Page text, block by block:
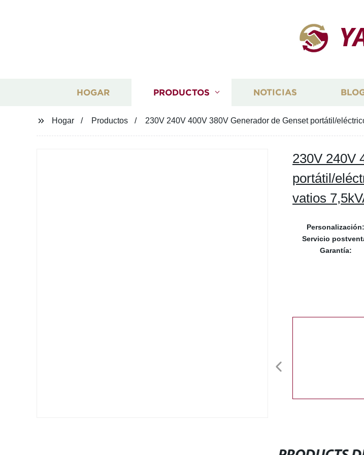
HOGAR PRODUCTOS NOTICIAS
Hogar Productos 230V 240V 400V 380V Generador de Genset portátil/
230V 240V
portátil/
vatios
Personalización:
Servicio
Garantía: